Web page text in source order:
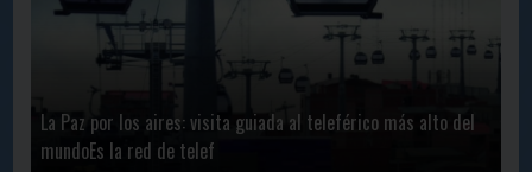
La Paz por los aires: visita guiada al teleférico más alto del
mundoEs la red de telef